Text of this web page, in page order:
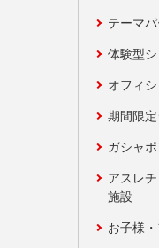
テーマ
体験型
オフィ
期間限
ガシャ
アスレ
施設
お子様